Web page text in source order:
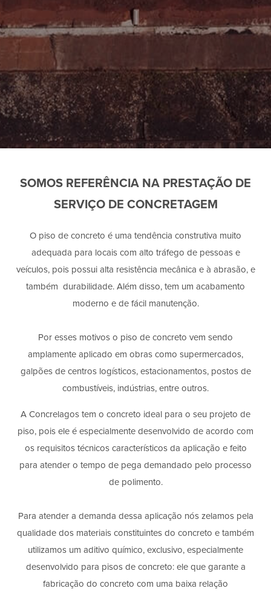
SOMOS REFERÊNCIA NA PRESTAÇÃO DE
SERVIÇO DE CONCRETAGEM
O piso de concreto é uma tendência construtiva muito
adequada para locais com alto tráfego de pessoas e
veículos, pois possui alta resistência mecânica e à abrasão, e
também durabilidade. Além disso, tem um acabamento
moderno e de fácil manutenção.
Por esses motivos o piso de concreto vem sendo
amplamente aplicado em obras como supermercados,
galpões de centros logísticos, estacionamentos, postos de
combustíveis, indústrias, entre outros.
A Concrelagos tem o concreto ideal para o seu projeto de
piso, pois ele é especialmente desenvolvido de acordo com
os requisitos técnicos característicos da aplicação e feito
para atender o tempo de pega demandado pelo processo
de polimento.
Para atender a demanda dessa aplicação nós zelamos pela
qualidade dos materiais constituintes do concreto e também
utilizamos um aditivo químico, exclusivo, especialmente
desenvolvido para pisos de concreto: ele que garante a
fabricação do concreto com uma baixa relação